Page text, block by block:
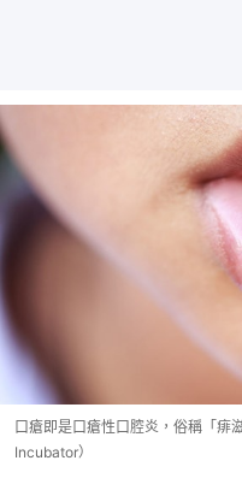
口瘡即是口瘡性口腔炎，俗稱「
Incubator）